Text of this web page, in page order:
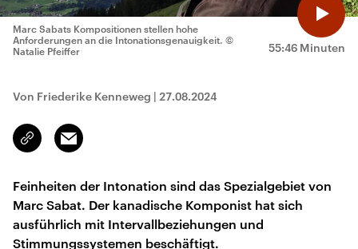
55:46 Minuten
Marc Sabats Kompositionen stellen hohe
Anforderungen an die Intonationsgenauigkeit. ©
Natalie Pfeiffer
Von Friederike Kenneweg | 27.08.2024
Link
kopieren/teilen
Email
Feinheiten der Intonation sind das Spezialgebiet von
Marc Sabat. Der kanadische Komponist hat sich
ausführlich mit Intervallbeziehungen und
Stimmungssystemen beschäftigt.